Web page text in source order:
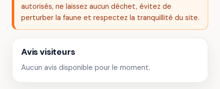
autorisés, ne laissez aucun déchet, évitez de
perturber la faune et respectez la tranquillité du site.
Avis visiteurs
Aucun avis disponible pour le moment.